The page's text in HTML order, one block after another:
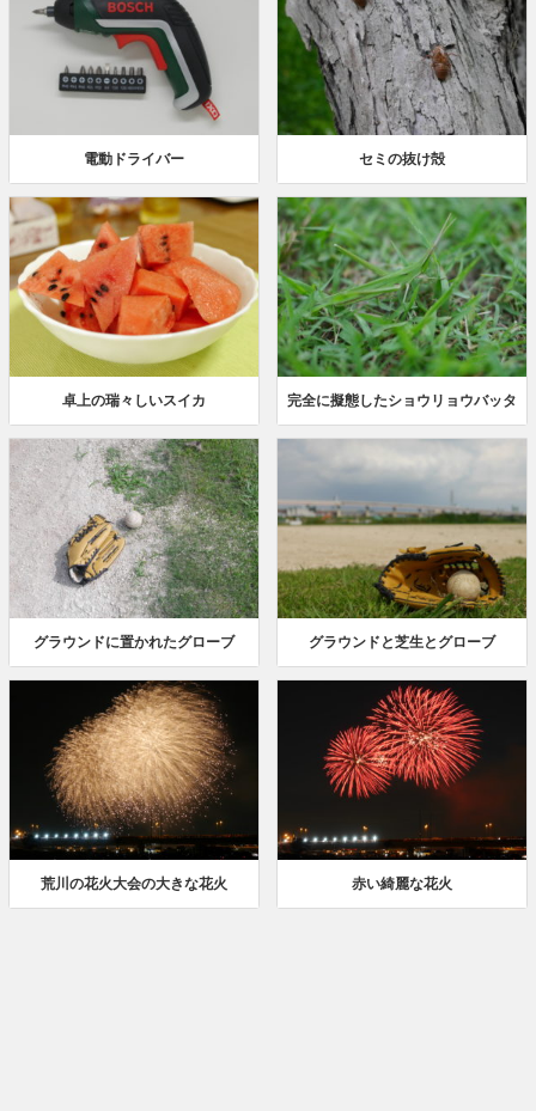
電動ドライバー セミの抜け殻
卓上の瑞々しいスイカ 完全に擬態したショウリョウバッタ
グラウンドに置かれたグローブ グラウンドと芝生とグローブ
荒川の花火大会の大きな花火 赤い綺麗な花火